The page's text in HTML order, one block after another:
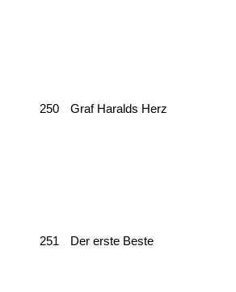
250 Graf Haralds Herz
251 Der erste Beste